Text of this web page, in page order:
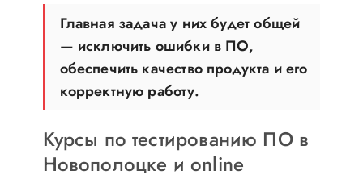
Главная задача у них будет общей
— исключить ошибки в ПО,
обеспечить качество продукта и его
корректную работу.
Курсы по тестированию ПО в
Новополоцке и online